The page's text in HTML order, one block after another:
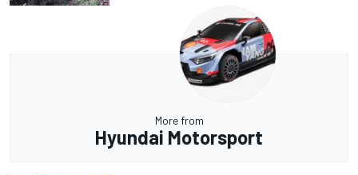
More from
Hyundai Motorsport